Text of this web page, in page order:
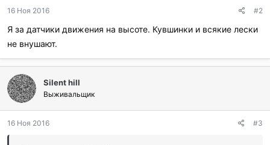
а
и
л
и
:
16 Ноя 2016 #2
Я за датчики движения на высоте. Кувшинки и всякие лески
не внушают.
Silent hill
Выживальщик
16 Ноя 2016 #3